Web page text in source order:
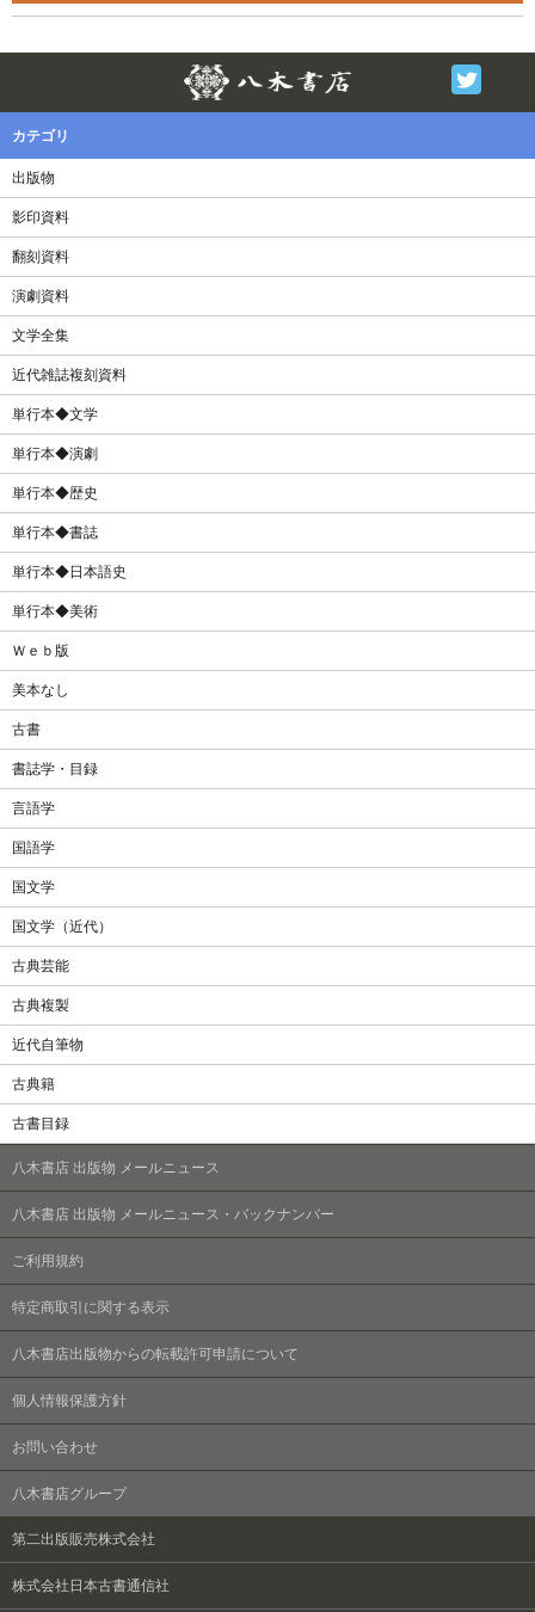
カテゴリ
出版物
影印資料
翻刻資料
演劇資料
文学全集
近代雑誌複刻資料
単行本◆文学
単行本◆演劇
単行本◆歴史
単行本◆書誌
単行本◆日本語史
単行本◆美術
Ｗｅｂ版
美本なし
古書
書誌学・目録
言語学
国語学
国文学
国文学（近代）
古典芸能
古典複製
近代自筆物
古典籍
古書目録
八木書店 出版物 メールニュース
八木書店 出版物 メールニュース・バックナンバー
ご利用規約
特定商取引に関する表示
八木書店出版物からの転載許可申請について
個人情報保護方針
お問い合わせ
八木書店グループ
第二出版販売株式会社
株式会社日本古書通信社